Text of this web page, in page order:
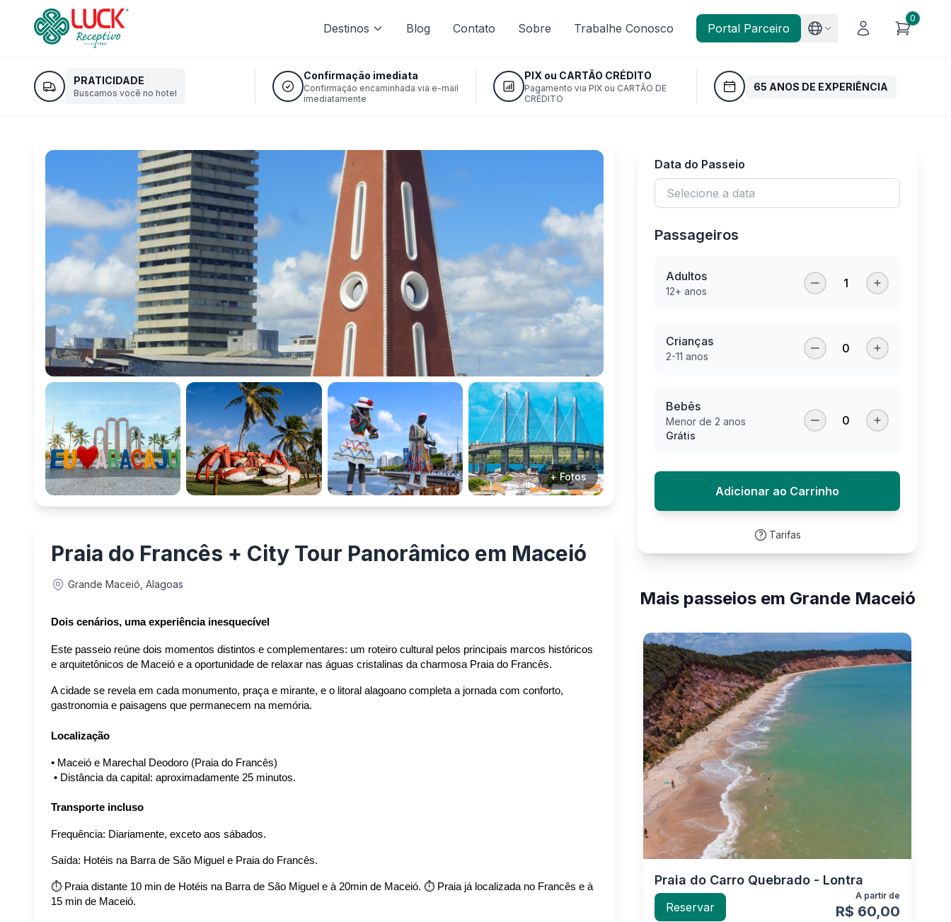
Destinos Blog Contato Sobre Trabalhe Conosco Portal Parceiro
0
PRATICIDADE
Buscamos você no hotel
Confirmação imediata
Confirmação encaminhada via e-mail
imediatamente
PIX ou CARTÃO CRÉDITO
Pagamento via PIX ou CARTÃO DE
CRÉDITO
65 ANOS DE EXPERIÊNCIA
+ Fotos
Praia do Francês + City Tour Panorâmico em Maceió
Grande Maceió, Alagoas
Dois cenários, uma experiência inesquecível
Este passeio reúne dois momentos distintos e complementares: um roteiro cultural pelos principais marcos históricos
e arquitetônicos de Maceió e a oportunidade de relaxar nas águas cristalinas da charmosa Praia do Francês.
A cidade se revela em cada monumento, praça e mirante, e o litoral alagoano completa a jornada com conforto,
gastronomia e paisagens que permanecem na memória.
Localização
• Maceió e Marechal Deodoro (Praia do Francês)
• Distância da capital: aproximadamente 25 minutos.
Transporte incluso
Frequência: Diariamente, exceto aos sábados.
Saída: Hotéis na Barra de São Miguel e Praia do Francês.
⏱️ Praia distante 10 min de Hotéis na Barra de São Miguel e à 20min de Maceió. ⏱️ Praia já localizada no Francês e à
15 min de Maceió.
Data do Passeio
Passageiros
Adultos
12+ anos
1
Crianças
2-11 anos
0
Bebês
Menor de 2 anos
Grátis
0
Adicionar ao Carrinho
Tarifas
Mais passeios em Grande Maceió
Praia do Carro Quebrado - Lontra
Reservar
A partir de
R$ 60,00